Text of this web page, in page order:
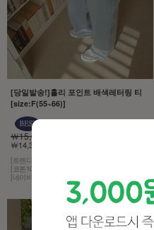
[당일발송!]홀리 포인트 배색레터링 티
[size:F(55~66)]
￦15,000
￦14,300 5%
[트렌디한 감성]
[코튼100% 소재]
[네이비 컬러에 화이트 레터링]